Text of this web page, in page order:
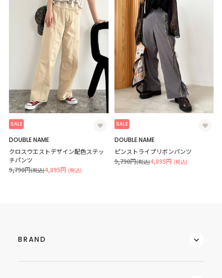
SALE
DOUBLE NAME
クロスウエストデザイン配色ステッ
チパンツ
4,895円 (税込)
9,790円(税込)
SALE
DOUBLE NAME
ピンストライプリボンパンツ
4,895円 (税込)
9,790円(税込)
BRAND